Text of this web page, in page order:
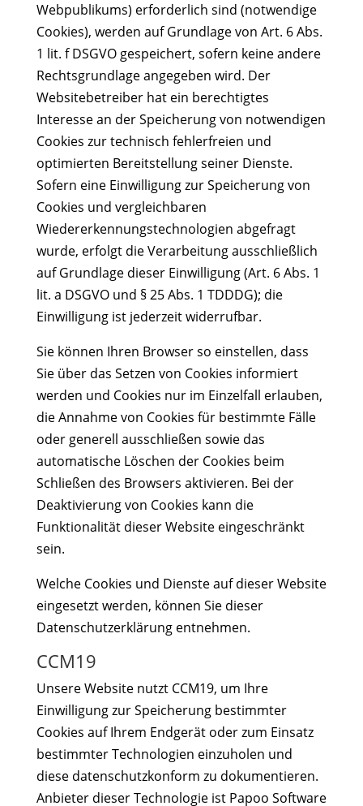
Webpublikums) erforderlich sind (notwendige
Cookies), werden auf Grundlage von Art. 6 Abs.
1 lit. f DSGVO gespeichert, sofern keine andere
Rechtsgrundlage angegeben wird. Der
Websitebetreiber hat ein berechtigtes
Interesse an der Speicherung von notwendigen
Cookies zur technisch fehlerfreien und
optimierten Bereitstellung seiner Dienste.
Sofern eine Einwilligung zur Speicherung von
Cookies und vergleichbaren
Wiedererkennungstechnologien abgefragt
wurde, erfolgt die Verarbeitung ausschließlich
auf Grundlage dieser Einwilligung (Art. 6 Abs. 1
lit. a DSGVO und § 25 Abs. 1 TDDDG); die
Einwilligung ist jederzeit widerrufbar.
Sie können Ihren Browser so einstellen, dass
Sie über das Setzen von Cookies informiert
werden und Cookies nur im Einzelfall erlauben,
die Annahme von Cookies für bestimmte Fälle
oder generell ausschließen sowie das
automatische Löschen der Cookies beim
Schließen des Browsers aktivieren. Bei der
Deaktivierung von Cookies kann die
Funktionalität dieser Website eingeschränkt
sein.
Welche Cookies und Dienste auf dieser Website
eingesetzt werden, können Sie dieser
Datenschutzerklärung entnehmen.
CCM19
Unsere Website nutzt CCM19, um Ihre
Einwilligung zur Speicherung bestimmter
Cookies auf Ihrem Endgerät oder zum Einsatz
bestimmter Technologien einzuholen und
diese datenschutzkonform zu dokumentieren.
Anbieter dieser Technologie ist Papoo Software